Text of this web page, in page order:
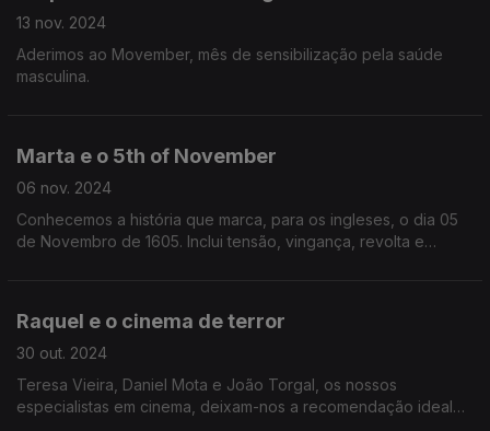
13 nov. 2024
Aderimos ao Movember, mês de sensibilização pela saúde
masculina.
Marta e o 5th of November
06 nov. 2024
Conhecemos a história que marca, para os ingleses, o dia 05
de Novembro de 1605. Inclui tensão, vingança, revolta e
Raquel e o cinema de terror
30 out. 2024
Teresa Vieira, Daniel Mota e João Torgal, os nossos
especialistas em cinema, deixam-nos a recomendação ideal